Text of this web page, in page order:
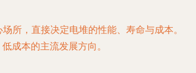
所，直接决定电堆的性能、寿命与成本。
成本的主流发展方向。